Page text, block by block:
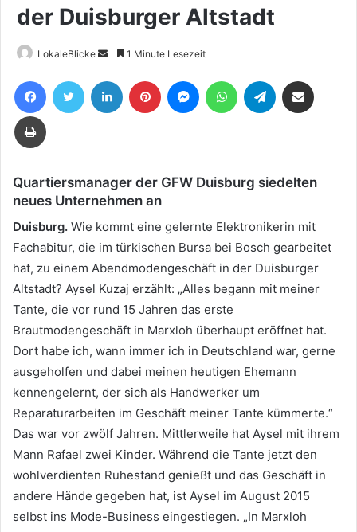
der Duisburger Altstadt
LokaleBlicke
Sende
eine
E-
1 Minute Lesezeit
FacebookTwitter LinkedIn Pinterest MessengerWhatsAppTelegram
Drucken
Quartiersmanager der GFW Duisburg siedelten
neues Unternehmen an
Duisburg. Wie kommt eine gelernte Elektronikerin mit
Fachabitur, die im türkischen Bursa bei Bosch gearbeitet
hat, zu einem Abendmodengeschäft in der Duisburger
Altstadt? Aysel Kuzaj erzählt: „Alles begann mit meiner
Tante, die vor rund 15 Jahren das erste
Brautmodengeschäft in Marxloh überhaupt eröffnet hat.
Dort habe ich, wann immer ich in Deutschland war, gerne
ausgeholfen und dabei meinen heutigen Ehemann
kennengelernt, der sich als Handwerker um
Reparaturarbeiten im Geschäft meiner Tante kümmerte.“
Das war vor zwölf Jahren. Mittlerweile hat Aysel mit ihrem
Mann Rafael zwei Kinder. Während die Tante jetzt den
wohlverdienten Ruhestand genießt und das Geschäft in
andere Hände gegeben hat, ist Aysel im August 2015
selbst ins Mode-Business eingestiegen. „In Marxloh